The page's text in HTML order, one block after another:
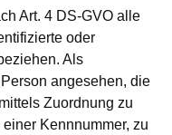
Art. 4 DS-GVO alle
oder
Als
angesehen, die
Zuordnung zu
Kennnummer, zu